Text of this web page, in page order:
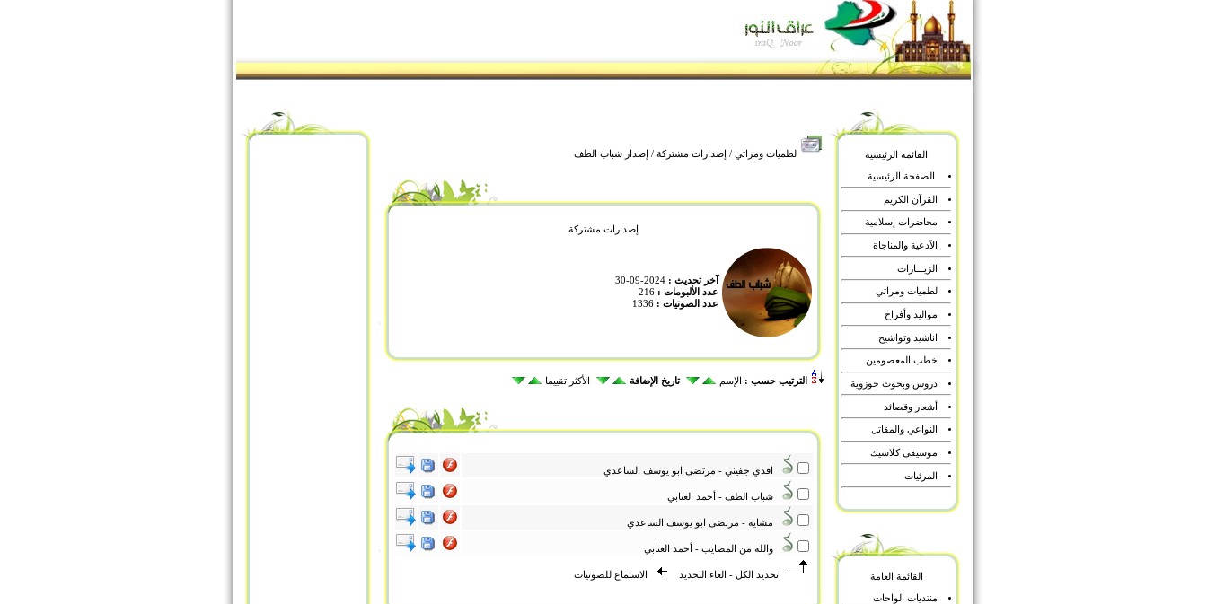
لطميات ومراثي / إصدارات مشتركة / إصدار شباب الطف
إصدارات مشتركة
آخر تحديث : 2024-09-30
عدد الألبومات : 216
عدد الصوتيات : 1336
الترتيب حسب : الإسم تاريخ الإضافة الأكثر تقييما
افدي جفيني - مرتضى ابو يوسف الساعدي
شباب الطف - أحمد العتابي
مشاية - مرتضى ابو يوسف الساعدي
والله من المصايب - أحمد العتابي
تحديد الكل - الغاء التحديد الاستماع للصوتيات
القائمة الرئيسية
الصفحة الرئيسية
القرآن الكريم
محاضرات إسلامية
الآدعية والمناجاة
الزيـــارات
لطميات ومراثي
مواليد وأفراح
اناشيد وتواشيح
خطب المعصومين
دروس وبحوث حوزوية
أشعار وقصائد
النواعي والمقاتل
موسيقى كلاسيك
المرئيات
القائمة العامة
منتديات الواحات